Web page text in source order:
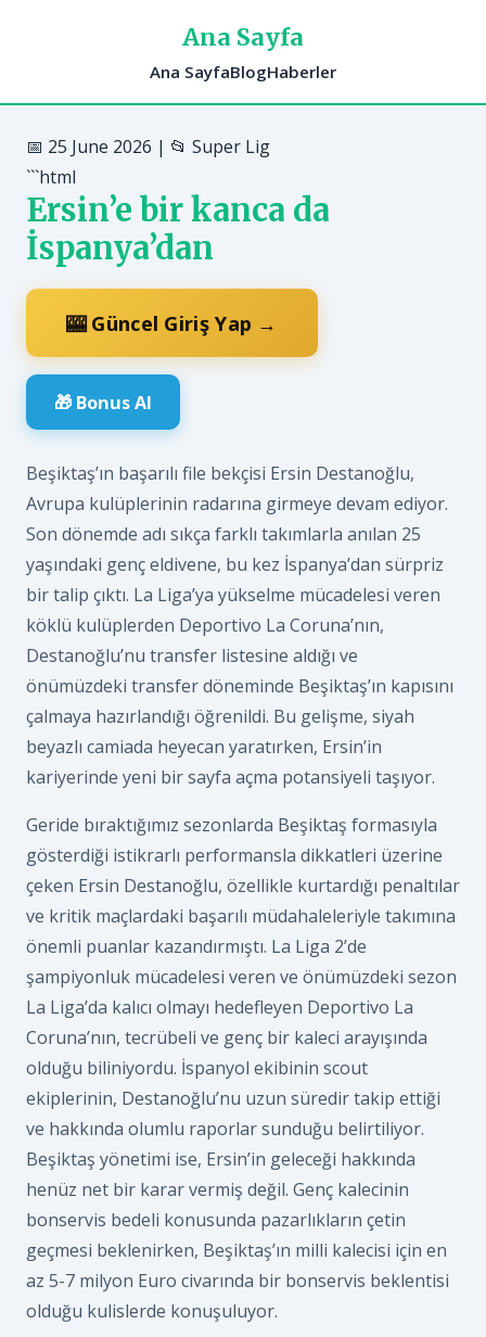
Ana Sayfa
Ana SayfaBlogHaberler
📅 25 June 2026 | 📂 Super Lig
```html
Ersin’e bir kanca da
İspanya’dan
🎰 Güncel Giriş Yap →
🎁 Bonus Al
Beşiktaş’ın başarılı file bekçisi Ersin Destanoğlu,
Avrupa kulüplerinin radarına girmeye devam ediyor.
Son dönemde adı sıkça farklı takımlarla anılan 25
yaşındaki genç eldivene, bu kez İspanya’dan sürpriz
bir talip çıktı. La Liga’ya yükselme mücadelesi veren
köklü kulüplerden Deportivo La Coruna’nın,
Destanoğlu’nu transfer listesine aldığı ve
önümüzdeki transfer döneminde Beşiktaş’ın kapısını
çalmaya hazırlandığı öğrenildi. Bu gelişme, siyah
beyazlı camiada heyecan yaratırken, Ersin’in
kariyerinde yeni bir sayfa açma potansiyeli taşıyor.
Geride bıraktığımız sezonlarda Beşiktaş formasıyla
gösterdiği istikrarlı performansla dikkatleri üzerine
çeken Ersin Destanoğlu, özellikle kurtardığı penaltılar
ve kritik maçlardaki başarılı müdahaleleriyle takımına
önemli puanlar kazandırmıştı. La Liga 2’de
şampiyonluk mücadelesi veren ve önümüzdeki sezon
La Liga’da kalıcı olmayı hedefleyen Deportivo La
Coruna’nın, tecrübeli ve genç bir kaleci arayışında
olduğu biliniyordu. İspanyol ekibinin scout
ekiplerinin, Destanoğlu’nu uzun süredir takip ettiği
ve hakkında olumlu raporlar sunduğu belirtiliyor.
Beşiktaş yönetimi ise, Ersin’in geleceği hakkında
henüz net bir karar vermiş değil. Genç kalecinin
bonservis bedeli konusunda pazarlıkların çetin
geçmesi beklenirken, Beşiktaş’ın milli kalecisi için en
az 5-7 milyon Euro civarında bir bonservis beklentisi
olduğu kulislerde konuşuluyor.